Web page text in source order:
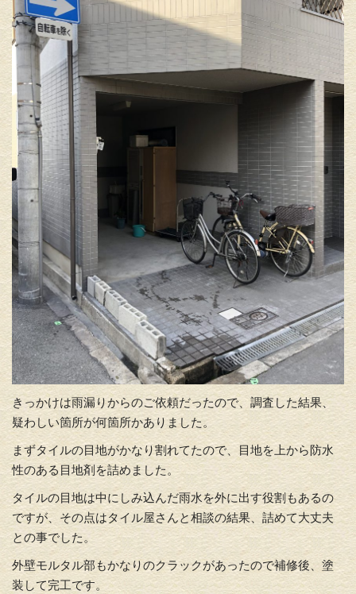
きっかけは雨漏りからのご依頼だったので、調査した結果、
疑わしい箇所が何箇所かありました。
まずタイルの目地がかなり割れてたので、目地を上から防水
性のある目地剤を詰めました。
タイルの目地は中にしみ込んだ雨水を外に出す役割もあるの
ですが、その点はタイル屋さんと相談の結果、詰めて大丈夫
との事でした。
外壁モルタル部もかなりのクラックがあったので補修後、塗
装して完工です。